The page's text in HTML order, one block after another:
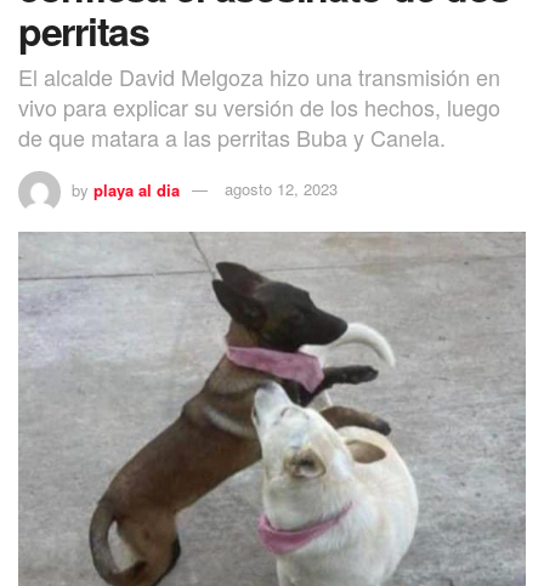
perritas
El alcalde David Melgoza hizo una transmisión en
vivo para explicar su versión de los hechos, luego
de que matara a las perritas Buba y Canela.
by playa al dia agosto 12, 2023